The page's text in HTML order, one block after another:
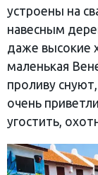
устроены на
навесным
даже высокие
маленькая
проливу
очень
угостить,